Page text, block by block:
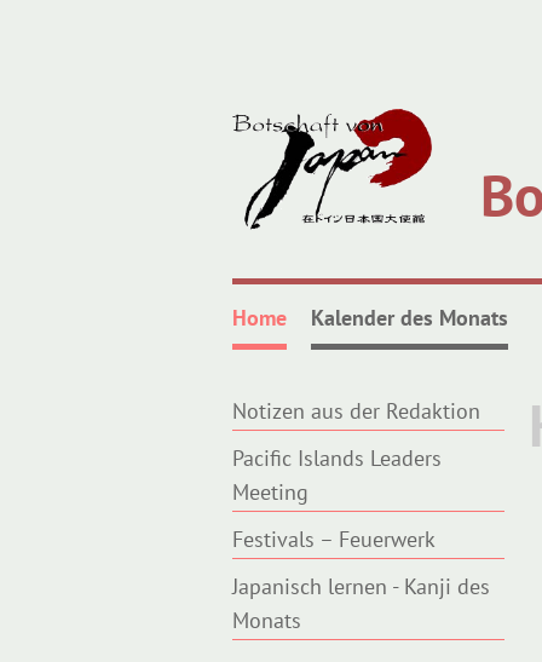
Home Kalender des Monats
Notizen aus der Redaktion
Pacific Islands Leaders
Meeting
Festivals – Feuerwerk
Japanisch lernen - Kanji des
Monats